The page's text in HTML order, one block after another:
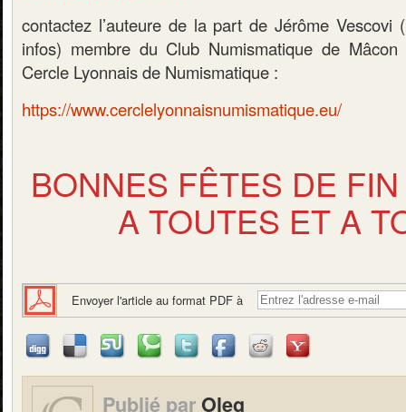
contactez l’auteure de la part de Jérôme Vescovi
infos) membre du Club Numismatique de
Cercle Lyonnais de Numismatique :
https://www.cerclelyonnaisnumismatique.eu/
BONNES FÊTES DE FIN
A TOUTES ET A
Envoyer l'article au format PDF à
Publié par Oleg